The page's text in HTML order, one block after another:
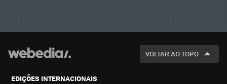
VOLTAR AO TOPO
EDIÇÕES INTERNACIONAIS